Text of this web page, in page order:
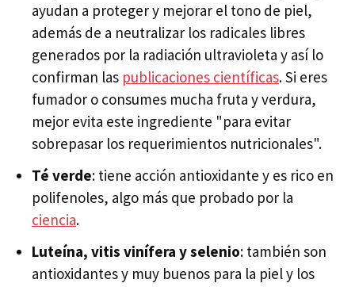
ayudan a proteger y mejorar el tono de piel,
además de a neutralizar los radicales libres
generados por la radiación ultravioleta y así lo
confirman las publicaciones científicas. Si eres
fumador o consumes mucha fruta y verdura,
mejor evita este ingrediente "para evitar
sobrepasar los requerimientos nutricionales".
Té verde: tiene acción antioxidante y es rico en
polifenoles, algo más que probado por la
ciencia.
Luteína, vitis vinífera y selenio: también son
antioxidantes y muy buenos para la piel y los